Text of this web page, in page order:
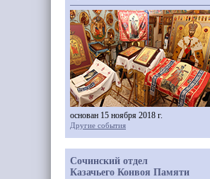
основан 15 ноября 2018 г.
Другие события
Сочинский отдел
Казачьего Конвоя Памяти